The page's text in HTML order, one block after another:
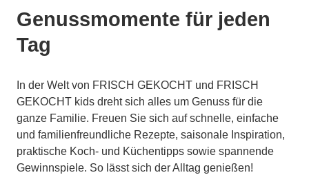
Genussmomente für jeden
Tag
In der Welt von FRISCH GEKOCHT und FRISCH
GEKOCHT kids dreht sich alles um Genuss für die
ganze Familie. Freuen Sie sich auf schnelle, einfache
und familienfreundliche Rezepte, saisonale Inspiration,
praktische Koch- und Küchentipps sowie spannende
Gewinnspiele. So lässt sich der Alltag genießen!